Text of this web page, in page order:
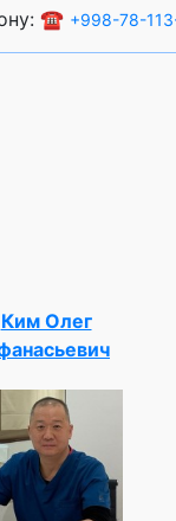
☎️ +998-78-
Ким Олег